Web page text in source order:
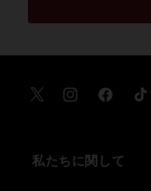
X InstagramFacebook
私たちに関して